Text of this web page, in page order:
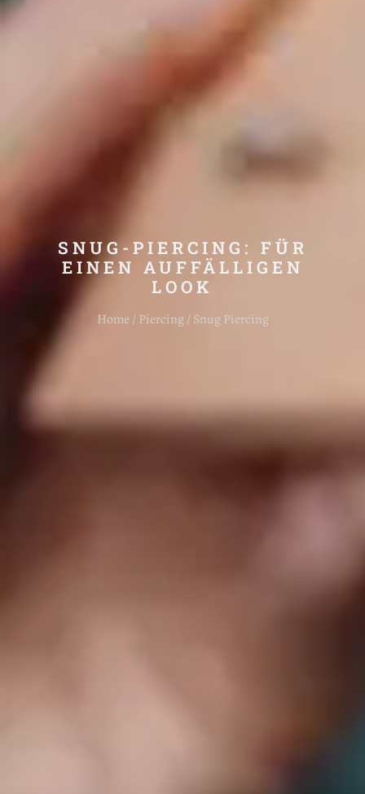
SNUG-PIERCING: FÜR
EINEN AUFFÄLLIGEN
LOOK
Home / Piercing / Snug Piercing